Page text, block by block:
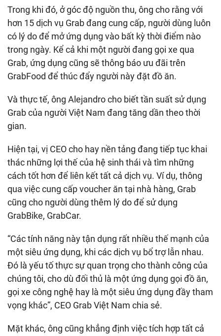
Trong khi đó, ở góc độ nguồn thu, ông cho rằng với
hơn 15 dịch vụ Grab đang cung cấp, người dùng luôn
có lý do để mở ứng dụng vào bất kỳ thời điểm nào
trong ngày. Kể cả khi một người đang gọi xe qua
Grab, ứng dụng cũng sẽ thông báo ưu đãi trên
GrabFood để thúc đẩy người này đặt đồ ăn.
Và thực tế, ông Alejandro cho biết tần suất sử dụng
Grab của người Việt Nam đang tăng dần theo thời
gian.
Hiện tại, vị CEO cho hay nền tảng đang tiếp tục khai
thác những lợi thế của hệ sinh thái và tìm những
cách tốt hơn để liên kết tất cả dịch vụ. Ví dụ, thông
qua việc cung cấp voucher ăn tại nhà hàng, Grab
cũng cho người dùng thêm lý do để sử dụng
GrabBike, GrabCar.
“Các tính năng này tận dụng rất nhiều thế mạnh của
một siêu ứng dụng, khi các dịch vụ bổ trợ lẫn nhau.
Đó là yếu tố thực sự quan trọng cho thành công của
chúng tôi, cho dù đối thủ là một ứng dụng gọi đồ ăn,
gọi xe công nghệ hay là một siêu ứng dụng đầy tham
vọng khác”, CEO Grab Việt Nam chia sẻ.
Mặt khác, ông cũng khẳng định việc tích hợp tất cả